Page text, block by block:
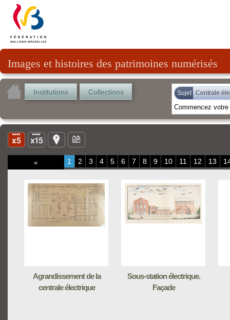
Images et histoires des patrimoines numérisés
Institutions Collections Sujet Centrale
« 1 2 3 4 5 6 7 8 9 10 11 12 13
Agrandissement de la
centrale électrique
Sous-station électrique.
Façade